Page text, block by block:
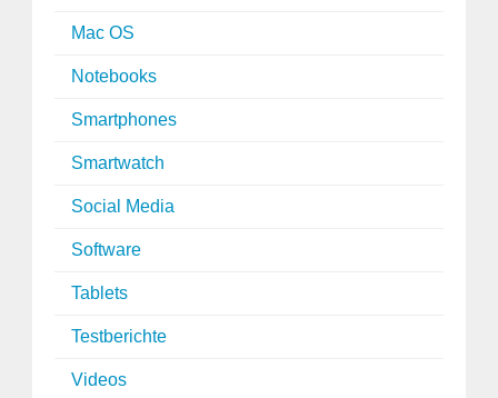
Mac OS
Notebooks
Smartphones
Smartwatch
Social Media
Software
Tablets
Testberichte
Videos